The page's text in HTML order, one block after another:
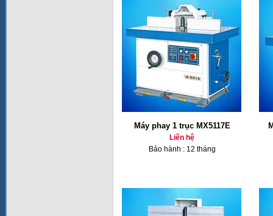
Máy phay 1 trục MX5117E
Liên hệ
Bảo hành : 12 tháng